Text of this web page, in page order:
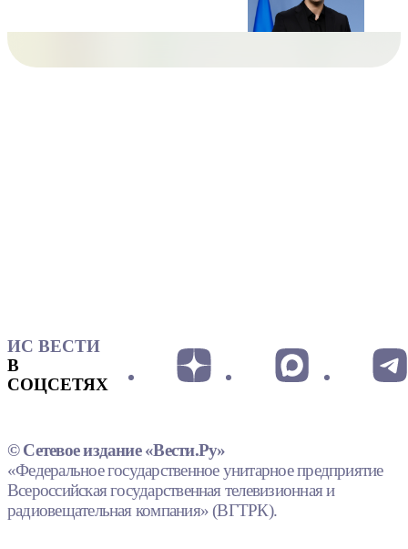
ИС ВЕСТИ
В
СОЦСЕТЯХ
© Сетевое издание «Вести.Ру»
«Федеральное государственное унитарное предприятие
Всероссийская государственная телевизионная и
радиовещательная компания» (ВГТРК).